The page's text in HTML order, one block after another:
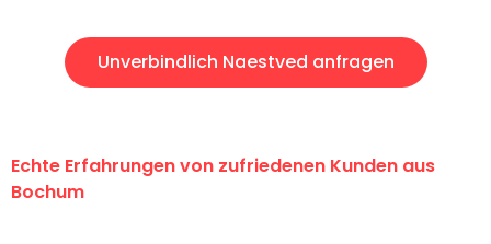
Unverbindlich Naestved anfragen
Echte Erfahrungen von zufriedenen Kunden aus
Bochum